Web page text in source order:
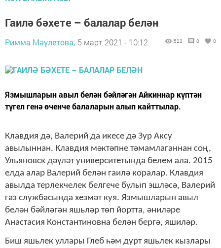
Гаилә бәхете – балалар белән
Римма Мәүлетова, 5 март 2021 - 10:12 523 0 0
Язмышларын авыл белән бәйләгән Айкиннар күптән
түгел генә өченче балаларын алып кайттылар.
Клавдия дә, Валерий да икесе дә Зур Аксу
авылыннан. Клавдия мәктәпне тәмамлаганнан соң,
Ульяновск дәүләт университетында белем ала. 2015
елда алар Валерий белән гаилә коралар. Клавдия
авылда терлекчелек белгече булып эшләсә, Валерий
газ службасында хезмәт куя. Язмышларын авыл
белән бәйләгән яшьләр төп йортта, әниләре
Анастасия Константиновна белән бергә, яшиләр.
Биш яшьлек уллары Глеб һәм дүрт яшьлек кызлары